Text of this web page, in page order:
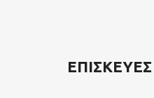
ΕΠΙΣΚΕΥΈΣ